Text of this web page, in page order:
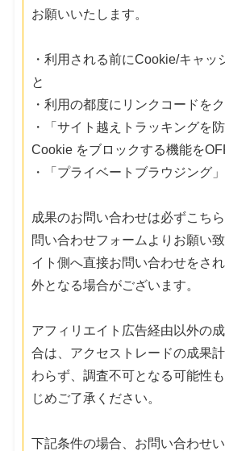
お願いいたします。
・利用される前にCookie/キャッ
と
・利用の都度にリンクコードを
・「サイト越えトラッキングを
Cookie をブロックする機能を
・「プライベートブラウジング
成果のお問い合わせは必ずこち
問い合わせフォームよりお願い
イト側へ直接お問い合わせをさ
外となる場合がございます。
アフィリエイト広告経由以外の
合は、アクセストレードの成果
わらず、調査不可となる可能性
じめご了承ください。
下記条件の場合、お問い合わせ